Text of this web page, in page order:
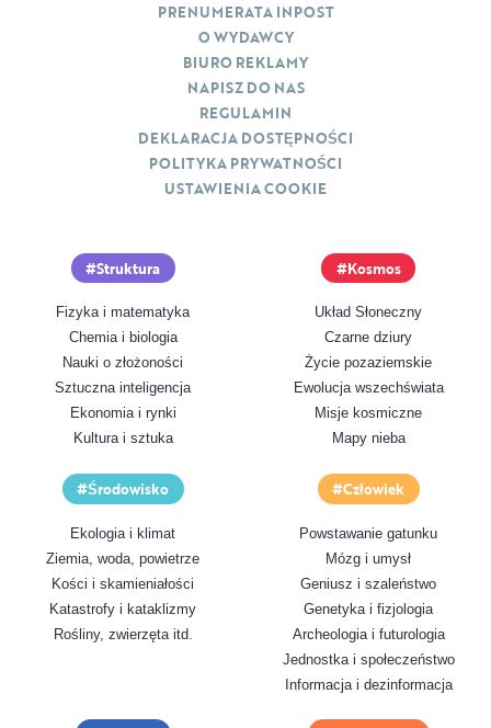
Struktura
Fizyka i matematyka
Chemia i biologia
Nauki o złożoności
Sztuczna inteligencja
Ekonomia i rynki
Kultura i sztuka
Kosmos
Układ Słoneczny
Czarne dziury
Życie pozaziemskie
Ewolucja wszechświata
Misje kosmiczne
Mapy nieba
Środowisko
Ekologia i klimat
Ziemia, woda, powietrze
Kości i skamieniałości
Katastrofy i kataklizmy
Rośliny, zwierzęta itd.
Człowiek
Powstawanie gatunku
Mózg i umysł
Geniusz i szaleństwo
Genetyka i fizjologia
Archeologia i futurologia
Jednostka i społeczeństwo
Informacja i dezinformacja
PRENUMERATA INPOST
O WYDAWCY
BIURO REKLAMY
NAPISZ DO NAS
REGULAMIN
DEKLARACJA DOSTĘPNOŚCI
POLITYKA PRYWATNOŚCI
USTAWIENIA COOKIE